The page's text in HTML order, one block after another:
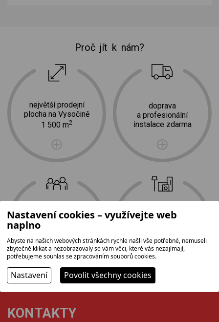
Proč jít k nám?
největší prodejní
plocha na Vysočině
1 500 m2
rodinná firma
doprava
a profesionální
instalace zdarma
KONTAKTY
Nastavení cookies – využívejte web
naplno
Abyste na našich webových stránkách rychle našli vše potřebné, nemuseli
zbytečně klikat a nezobrazovaly se vám věci, které vás nezajímají,
potřebujeme souhlas se zpracováním souborů cookies.
Nastavení Povolit všechny cookies